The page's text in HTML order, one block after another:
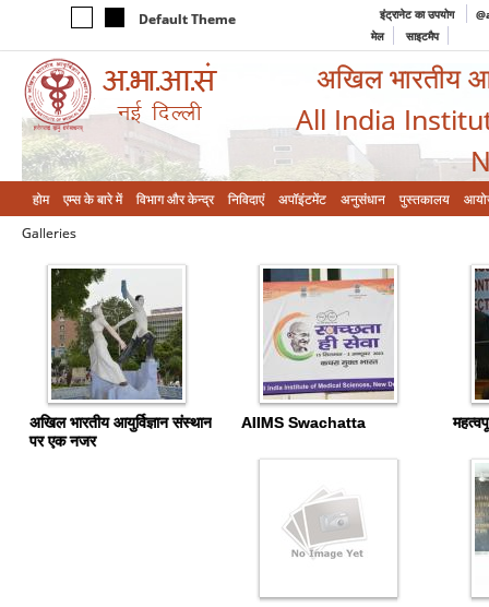
Default Theme इंट्रानेट का उपयोग
मेल
साइटमैप
अखिल भारतीय
All India
होम एम्‍स के बारे में विभाग और केन्‍द्र निविदाएं अपॉइंटमेंट अनुसंधान पुस्तकालय
Galleries
अखिल भारतीय आयुर्विज्ञान संस्थान
पर एक नजर
AIIMS Swachatta